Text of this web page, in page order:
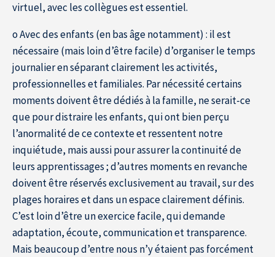
virtuel, avec les collègues est essentiel.
o Avec des enfants (en bas âge notamment) : il est
nécessaire (mais loin d’être facile) d’organiser le temps
journalier en séparant clairement les activités,
professionnelles et familiales. Par nécessité certains
moments doivent être dédiés à la famille, ne serait-ce
que pour distraire les enfants, qui ont bien perçu
l’anormalité de ce contexte et ressentent notre
inquiétude, mais aussi pour assurer la continuité de
leurs apprentissages ; d’autres moments en revanche
doivent être réservés exclusivement au travail, sur des
plages horaires et dans un espace clairement définis.
C’est loin d’être un exercice facile, qui demande
adaptation, écoute, communication et transparence.
Mais beaucoup d’entre nous n’y étaient pas forcément